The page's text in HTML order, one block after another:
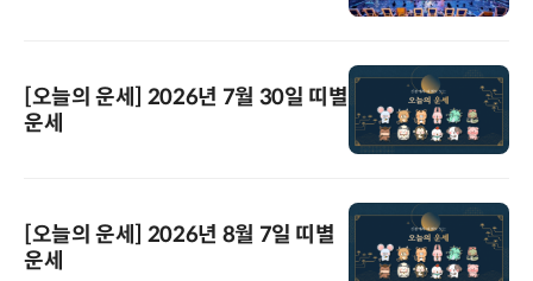
[오늘의 운세] 2026년 7월 30일 띠별
운세
[오늘의 운세] 2026년 8월 7일 띠별
운세